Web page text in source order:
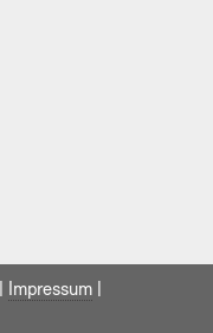
Impressum